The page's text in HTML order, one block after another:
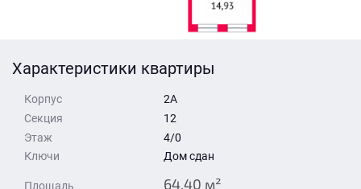
Характеристики квартиры
Корпус
2А
Секция
12
Этаж
4/0
Ключи
Дом сдан
Площадь 64.40 м²
Отправить